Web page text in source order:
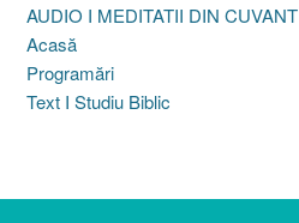
AUDIO I MEDITATII DIN CUVANT
Acasă
Programări
Text I Studiu Biblic